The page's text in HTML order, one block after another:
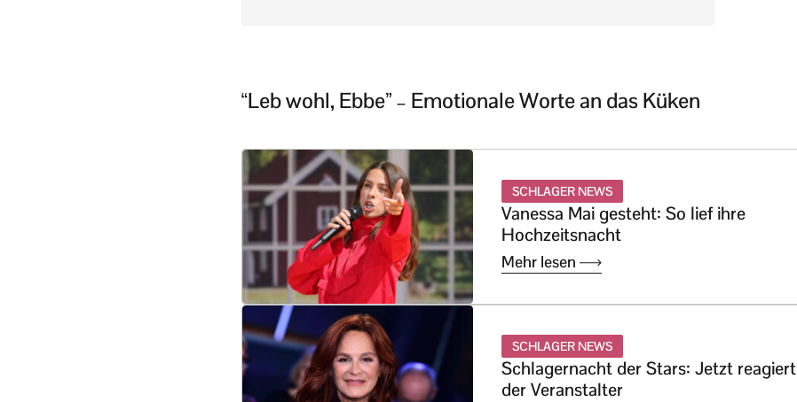
“Leb wohl, Ebbe” – Emotionale Worte an das Küken
SCHLAGER NEWS
Vanessa Mai gesteht: So lief ihre
Hochzeitsnacht
Mehr lesen
SCHLAGER NEWS
Schlagernacht der Stars: Jetzt reagiert
der Veranstalter